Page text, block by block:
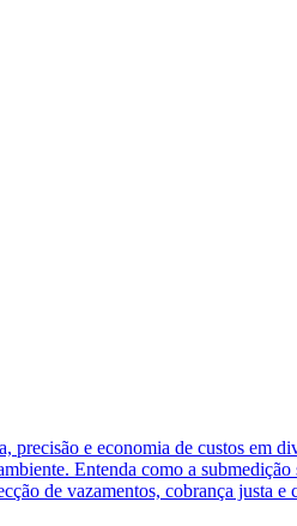
e economia de custos em
Entenda como a
de vazamentos, cobrança justa e